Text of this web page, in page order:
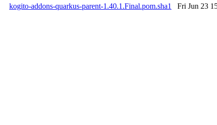
kogito-addons-quarkus-parent-1.40.1.Final.pom.sha1
Fri Jun 23